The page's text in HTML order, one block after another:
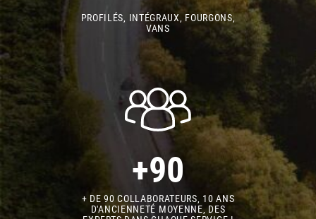
PROFILÉS, INTÉGRAUX, FOURGONS,
VANS
+90
+ DE 90 COLLABORATEURS, 10 ANS
D'ANCIENNETÉ MOYENNE, DES